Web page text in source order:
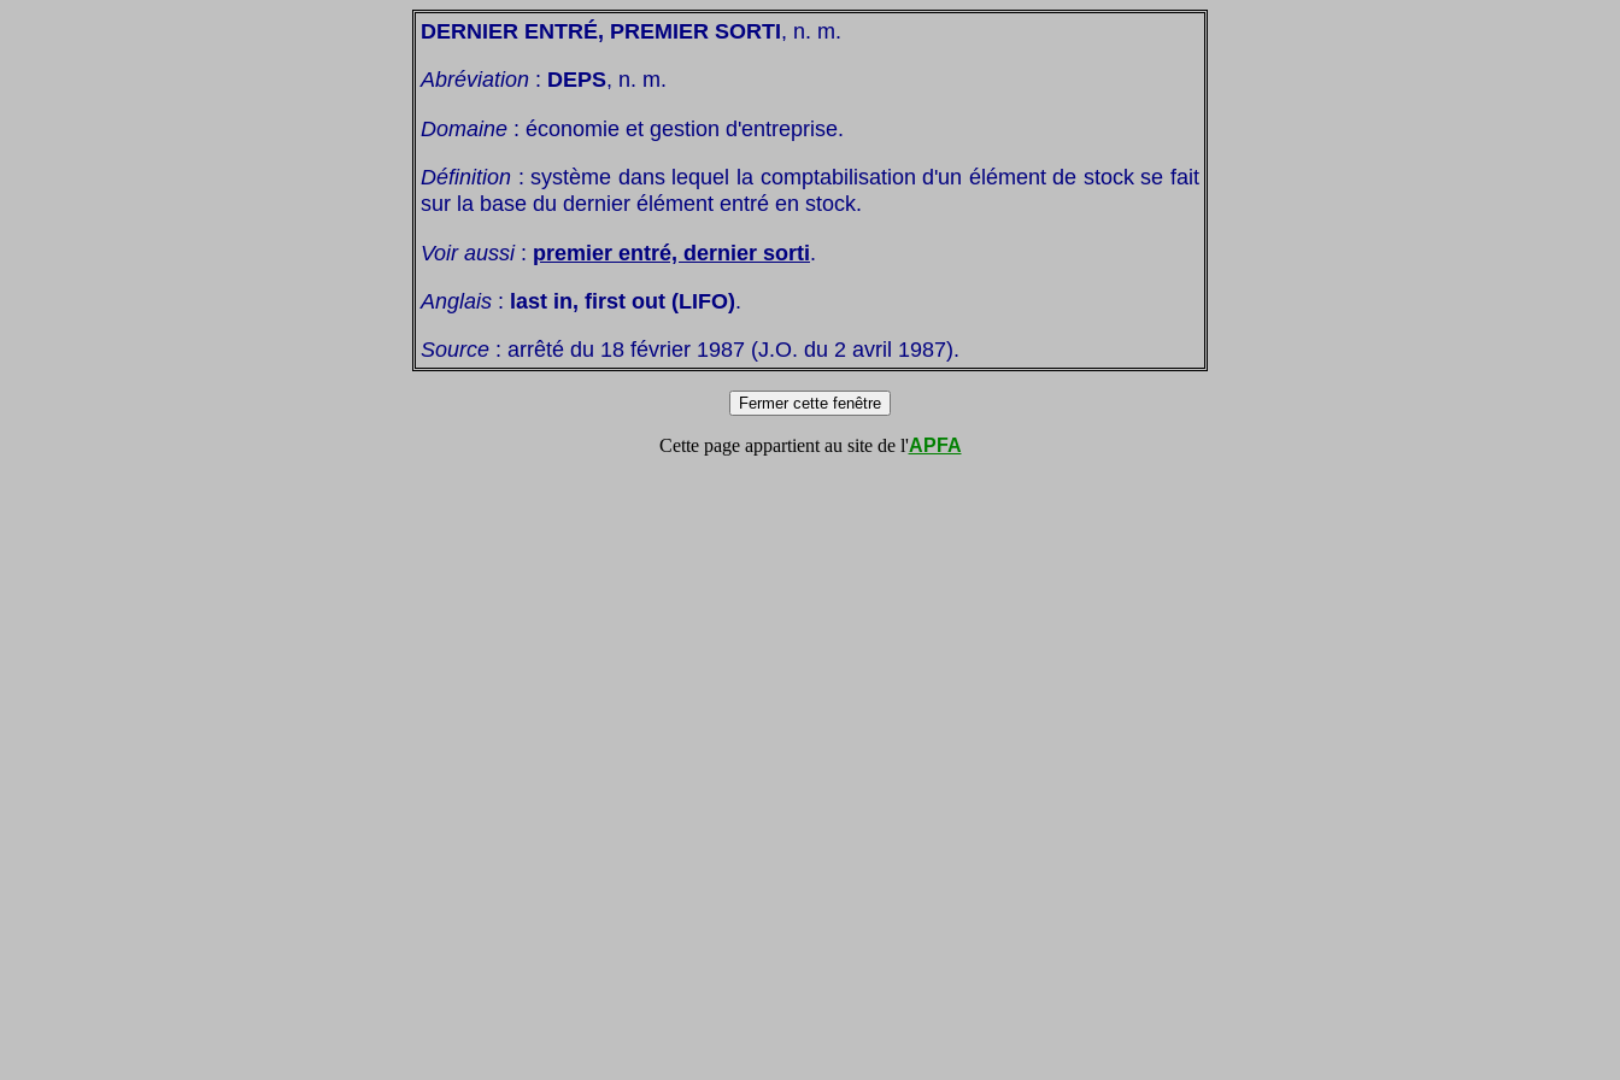
DERNIER ENTRÉ, PREMIER SORTI, n. m.
Abréviation : DEPS, n. m.
Domaine : économie et gestion d'entreprise.
Définition : système dans lequel la comptabilisation d'un élément de stock se fait
sur la base du dernier élément entré en stock.
Voir aussi: premier entré, dernier sorti.
Anglais : last in, first out (LIFO).
Source : arrêté du 18 février 1987 (J.O. du 2 avril 1987).
Cette page appartient au site de l'APFA